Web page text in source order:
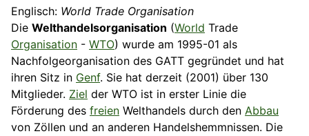
Englisch: World Trade Organisation
Die Welthandelsorganisation (World Trade
Organisation - WTO) wurde am 1995-01 als
Nachfolgeorganisation des GATT gegründet und hat
ihren Sitz in Genf. Sie hat derzeit (2001) über 130
Mitglieder. Ziel der WTO ist in erster Linie die
Förderung des freien Welthandels durch den Abbau
von Zöllen und an anderen Handelshemmnissen. Die